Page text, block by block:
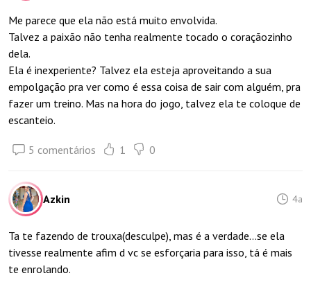
Me parece que ela não está muito envolvida.
Talvez a paixão não tenha realmente tocado o coraçãozinho
dela.
Ela é inexperiente? Talvez ela esteja aproveitando a sua
empolgação pra ver como é essa coisa de sair com alguém, pra
fazer um treino. Mas na hora do jogo, talvez ela te coloque de
escanteio.
5 comentários 1 0
Azkin 4a
Ta te fazendo de trouxa(desculpe), mas é a verdade...se ela
tivesse realmente afim d vc se esforçaria para isso, tá é mais
te enrolando.